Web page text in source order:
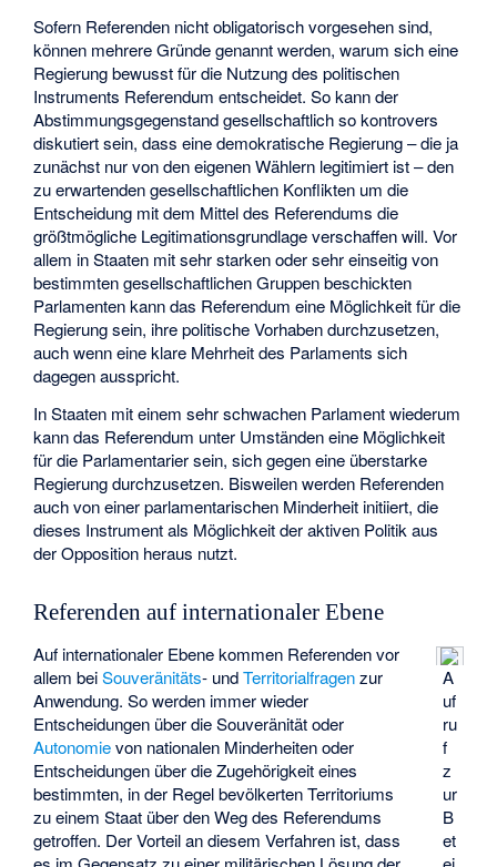
Sofern Referenden nicht obligatorisch vorgesehen sind,
können mehrere Gründe genannt werden, warum sich eine
Regierung bewusst für die Nutzung des politischen
Instruments Referendum entscheidet. So kann der
Abstimmungsgegenstand gesellschaftlich so kontrovers
diskutiert sein, dass eine demokratische Regierung – die ja
zunächst nur von den eigenen Wählern legitimiert ist – den
zu erwartenden gesellschaftlichen Konflikten um die
Entscheidung mit dem Mittel des Referendums die
größtmögliche Legitimationsgrundlage verschaffen will. Vor
allem in Staaten mit sehr starken oder sehr einseitig von
bestimmten gesellschaftlichen Gruppen beschickten
Parlamenten kann das Referendum eine Möglichkeit für die
Regierung sein, ihre politische Vorhaben durchzusetzen,
auch wenn eine klare Mehrheit des Parlaments sich
dagegen ausspricht.
In Staaten mit einem sehr schwachen Parlament wiederum
kann das Referendum unter Umständen eine Möglichkeit
für die Parlamentarier sein, sich gegen eine überstarke
Regierung durchzusetzen. Bisweilen werden Referenden
auch von einer parlamentarischen Minderheit initiiert, die
dieses Instrument als Möglichkeit der aktiven Politik aus
der Opposition heraus nutzt.
Referenden auf internationaler Ebene
A
uf
ru
f
z
ur
B
et
Auf internationaler Ebene kommen Referenden vor
allem beiSouveränitäts- undTerritorialfragenzur
Anwendung. So werden immer wieder
Entscheidungen über die Souveränität oder
Autonomievon nationalen Minderheiten oder
Entscheidungen über die Zugehörigkeit eines
bestimmten, in der Regel bevölkerten Territoriums
zu einem Staat über den Weg des Referendums
getroffen. Der Vorteil an diesem Verfahren ist, dass